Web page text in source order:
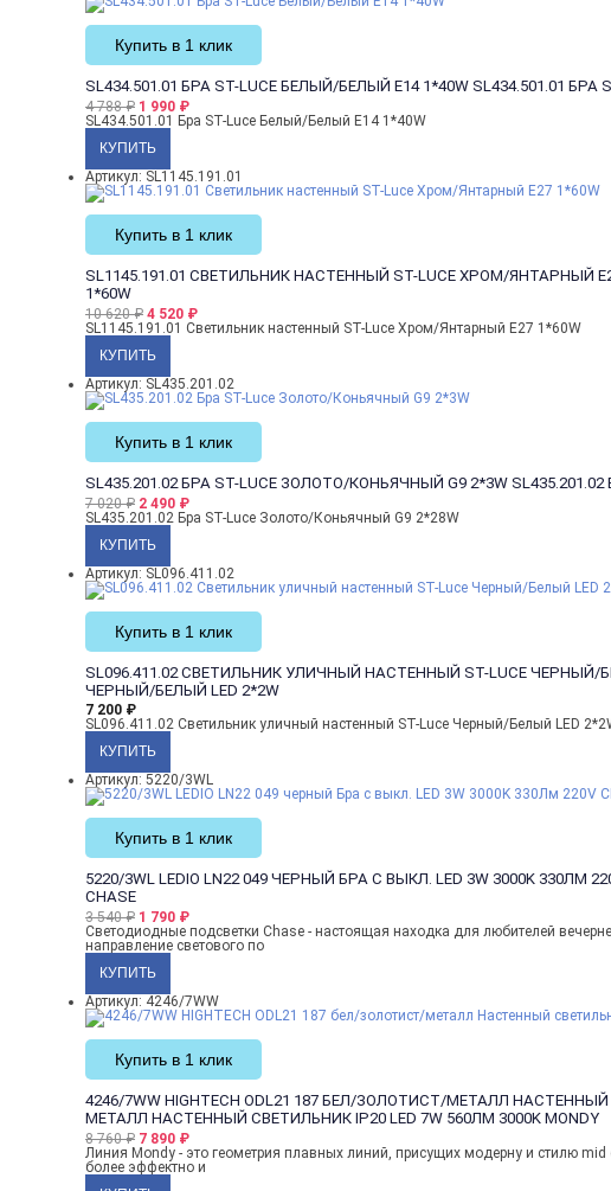
Купить в 1 клик
SL434.501.01 БРА ST-LUCE БЕЛЫЙ/БЕЛЫЙ E14 1*40W SL434.501.01 БРА
4 788₽ 1 990 ₽
SL434.501.01 Бра ST-Luce Белый/Белый E14 1*40W
Артикул: SL1145.191.01
Купить в 1 клик
SL1145.191.01 СВЕТИЛЬНИК НАСТЕННЫЙ ST-LUCE ХРОМ/ЯНТАРНЫЙ
1*60W
10 620₽ 4 520 ₽
SL1145.191.01 Светильник настенный ST-Luce Хром/Янтарный E27 1*60W
Артикул: SL435.201.02
Купить в 1 клик
SL435.201.02 БРА ST-LUCE ЗОЛОТО/КОНЬЯЧНЫЙ G9 2*3W
7 020₽ 2 490 ₽
SL435.201.02 Бра ST-Luce Золото/Коньячный G9 2*28W
Артикул: SL096.411.02
Купить в 1 клик
SL096.411.02 СВЕТИЛЬНИК УЛИЧНЫЙ НАСТЕННЫЙ ST-LUCE ЧЕРНЫЙ/
ЧЕРНЫЙ/БЕЛЫЙ LED 2*2W
7 200 ₽
SL096.411.02 Светильник уличный настенный ST-Luce Черный/Белый LED
Артикул: 5220/3WL
Купить в 1 клик
5220/3WL LEDIO LN22 049 ЧЕРНЫЙ БРА С ВЫКЛ. LED 3W 3000K 330ЛМ
CHASE
3 540₽ 1 790 ₽
Светодиодные подсветки Chase - настоящая находка для любителей
направление светового по
Артикул: 4246/7WW
Купить в 1 клик
4246/7WW HIGHTECH ODL21 187 БЕЛ/ЗОЛОТИСТ/МЕТАЛЛ НАСТЕННЫЙ
МЕТАЛЛ НАСТЕННЫЙ СВЕТИЛЬНИК IP20 LED 7W 560ЛМ 3000K MONDY
8 760₽ 7 890 ₽
Линия Mondy - это геометрия плавных линий, присущих модерну и стилю
более эффектно и